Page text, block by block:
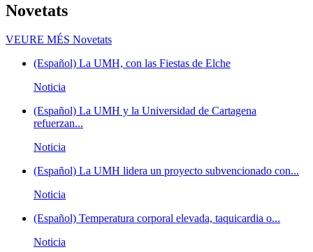
Novetats
VEURE MÉS Novetats
(Español) La UMH, con las Fiestas de Elche
Noticia
(Español) La UMH y la Universidad de Cartagena
refuerzan...
Noticia
(Español) La UMH lidera un proyecto subvencionado con...
Noticia
(Español) Temperatura corporal elevada, taquicardia o...
Noticia